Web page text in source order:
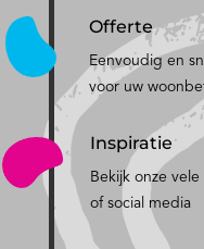
Offerte
Eenvoudig en
voor uw
Inspiratie
Bekijk onze
of social media